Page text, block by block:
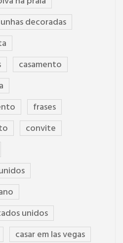
unhas decoradas
casamento
frases
convite
unidos
casar em las vegas